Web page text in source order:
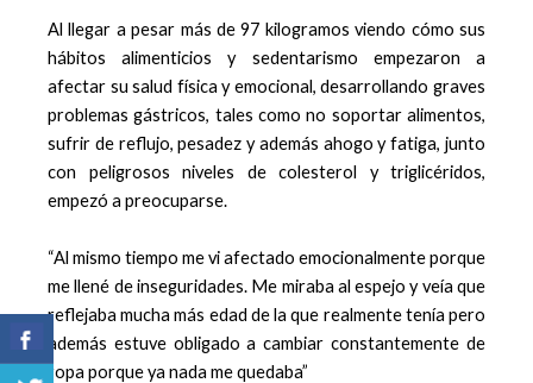
Al llegar a pesar más de 97 kilogramos viendo cómo sus
hábitos alimenticios y sedentarismo empezaron a
afectar su salud física y emocional, desarrollando graves
problemas gástricos, tales como no soportar alimentos,
sufrir de reflujo, pesadez y además ahogo y fatiga, junto
con peligrosos niveles de colesterol y triglicéridos,
empezó a preocuparse.
“Al mismo tiempo me vi afectado emocionalmente porque
me llené de inseguridades. Me miraba al espejo y veía que
reflejaba mucha más edad de la que realmente tenía pero
además estuve obligado a cambiar constantemente de
ropa porque ya nada me quedaba”